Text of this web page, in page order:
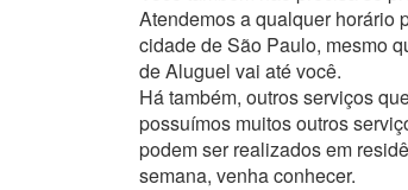
Atendemos a qualquer horário
cidade de São Paulo, mesmo
de Aluguel vai até você.
Há também, outros serviços
possuímos muitos outros
podem ser realizados em
semana, venha conhecer.